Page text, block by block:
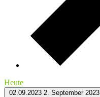
Heute
02.09.2023 2. September 2023